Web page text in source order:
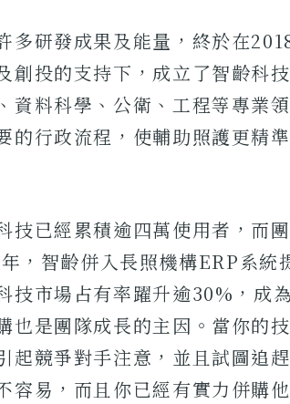
多研發成果及能量，終於在
創投的支持下，成立了智齡科
資料科學、公衛、工程等專業
的行政流程，使輔助照護更精
技已經累積逾四萬使用者，而
，智齡併入長照機構ERP系統
技市場占有率躍升逾30%，成
也是團隊成長的主因。當你的
起競爭對手注意，並且試圖追
容易，而且你已經有實力併購